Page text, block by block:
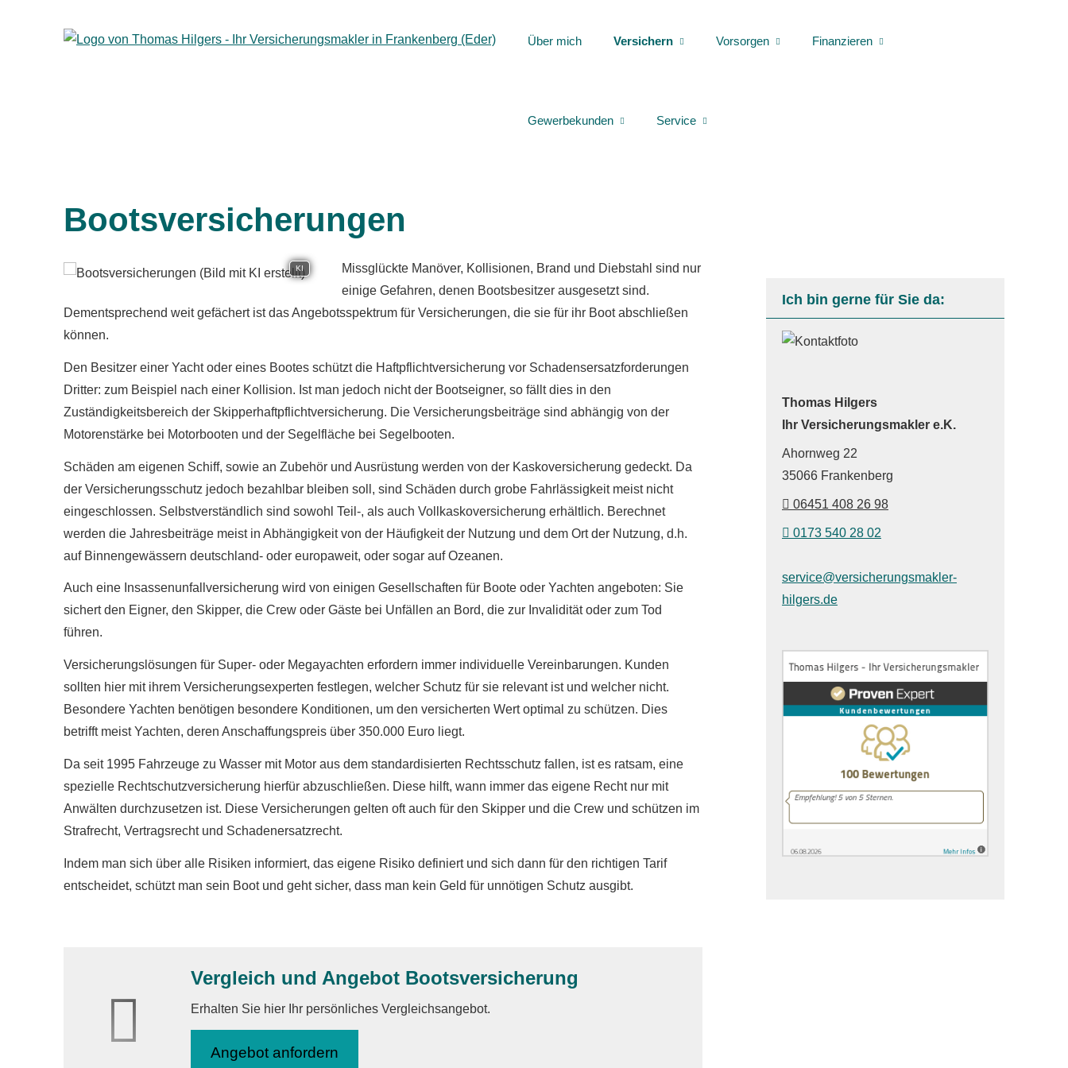
Über mich Versichern Vorsorgen Finanzieren
Gewerbekunden Service
Ich bin gerne für Sie da:
Thomas Hilgers
Ihr Ver­sicherungs­makler e.K.
Ahornweg 22
35066 Frankenberg
06451 408 26 98
0173 540 28 02
service@versicherungsmakler-
hilgers.de
Bootsversicherungen
KI
Missglückte Manöver, Kollisionen, Brand und Diebstahl sind nur
einige Gefahren, denen Bootsbesitzer ausgesetzt sind.
Dementsprechend weit gefächert ist das Angebotsspektrum für Versicherungen, die sie für ihr Boot abschließen
können.
Den Besitzer einer Yacht oder eines Bootes schützt die Haft­pflichtversicherung vor Schadensersatzforderungen
Dritter: zum Beispiel nach einer Kollision. Ist man jedoch nicht der Bootseigner, so fällt dies in den
Zuständigkeitsbereich der Skipperhaftpflichtversicherung. Die Versicherungsbeiträge sind abhängig von der
Motorenstärke bei Motorbooten und der Segelfläche bei Segelbooten.
Schäden am eigenen Schiff, sowie an Zubehör und Ausrüstung werden von der Kaskoversicherung gedeckt. Da
der Versicherungsschutz jedoch bezahlbar bleiben soll, sind Schäden durch grobe Fahrlässigkeit meist nicht
eingeschlossen. Selbstverständlich sind sowohl Teil-, als auch Vollkaskoversicherung erhältlich. Berechnet
werden die Jahresbeiträge meist in Abhängigkeit von der Häufigkeit der Nutzung und dem Ort der Nutzung, d.h.
auf Binnengewässern deutschland- oder europaweit, oder sogar auf Ozeanen.
Auch eine Insassenunfallversicherung wird von einigen Gesellschaften für Boote oder Yachten angeboten: Sie
sichert den Eigner, den Skipper, die Crew oder Gäste bei Unfällen an Bord, die zur Invalidität oder zum Tod
führen.
Versicherungslösungen für Super- oder Megayachten erfordern immer individuelle Vereinbarungen. Kunden
sollten hier mit ihrem Versicherungsexperten festlegen, welcher Schutz für sie relevant ist und welcher nicht.
Besondere Yachten benötigen besondere Konditionen, um den versicherten Wert optimal zu schützen. Dies
betrifft meist Yachten, deren Anschaffungspreis über 350.000 Euro liegt.
Da seit 1995 Fahrzeuge zu Wasser mit Motor aus dem standardisierten Rechtsschutz fallen, ist es ratsam, eine
spezielle Rechtschutzversicherung hierfür abzuschließen. Diese hilft, wann immer das eigene Recht nur mit
Anwälten durchzusetzen ist. Diese Versicherungen gelten oft auch für den Skipper und die Crew und schützen im
Strafrecht, Vertragsrecht und Schadenersatzrecht.
Indem man sich über alle Risiken informiert, das eigene Risiko definiert und sich dann für den richtigen Tarif
entscheidet, schützt man sein Boot und geht sicher, dass man kein Geld für unnötigen Schutz ausgibt.
Vergleich und Angebot Bootsversicherung
Erhalten Sie hier Ihr persönliches Vergleichsangebot.
An­ge­bot an­for­dern